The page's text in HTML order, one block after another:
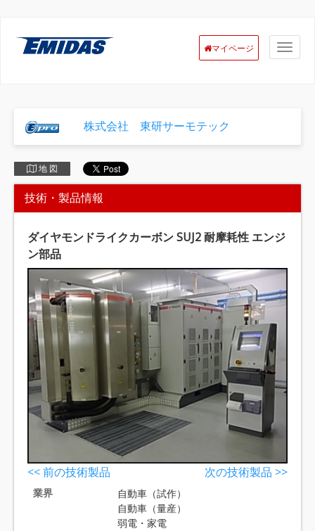
マイページ
株式会社 東研サーモテック
地 図
技術・製品情報
ダイヤモンドライクカーボン SUJ2 耐摩耗性 エンジ
ン部品
<< 前の技術製品 次の技術製品 >>
業界
自動車（試作）
自動車（量産）
弱電・家電